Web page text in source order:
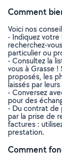
Comment
Voici nos
- Indiquez
recherchez-
particulier ou
- Consultez la
vous à Grasse !
proposés, les
laissés par
- Conversez
pour des
- Du contrat de
par la prise de
factures :
prestation.
Comment